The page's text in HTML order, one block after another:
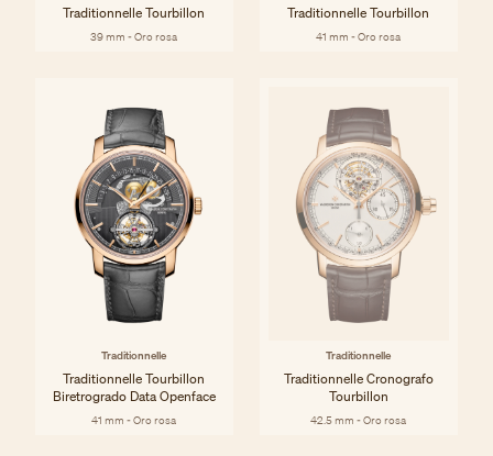
Traditionnelle Tourbillon
39 mm - Oro rosa
Traditionnelle Tourbillon
41 mm - Oro rosa
Traditionnelle
Traditionnelle Tourbillon
Biretrogrado Data Openface
41 mm - Oro rosa
Traditionnelle
Traditionnelle Cronografo
Tourbillon
42.5 mm - Oro rosa